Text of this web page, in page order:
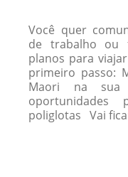
Você quer
de trabalho ou
planos para
primeiro passo:
Maori na sua
oportunidades
poliglotas Vai